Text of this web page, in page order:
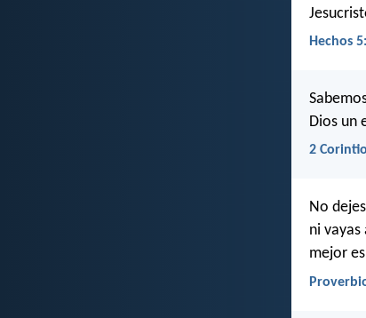
Hechos
Dios un
2
No
ni
mejor